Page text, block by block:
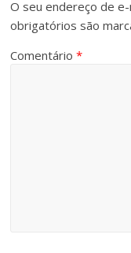
O seu endereço de
obrigatórios são
Comentário*